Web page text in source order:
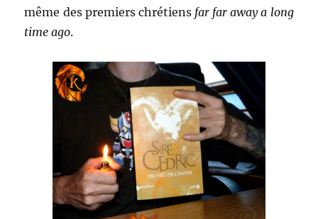
même des premiers chrétiens far far away a long
time ago.